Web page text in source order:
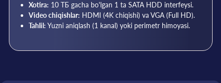
Xotira: 10 ТБ gacha bo'lgan 1 ta SATA HDD interfeysi.
Video chiqishlar: HDMI (4K chiqishi) va VGA (Full HD).
Tahlil: Yuzni aniqlash (1 kanal) yoki perimetr himoyasi.